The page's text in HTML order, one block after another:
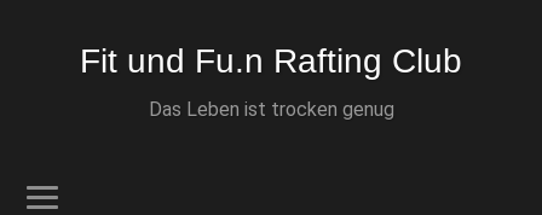
Fit und Fu.n Rafting Club
Das Leben ist trocken genug